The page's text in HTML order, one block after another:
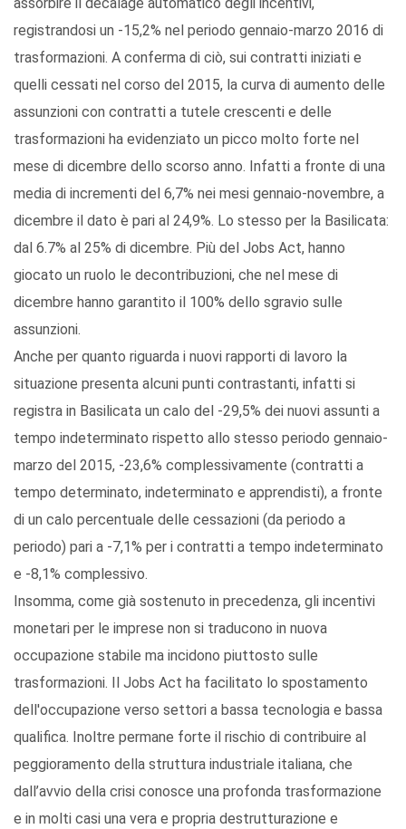
assorbire il decalage automatico degli incentivi,
registrandosi un -15,2% nel periodo gennaio-marzo 2016 di
trasformazioni. A conferma di ciò, sui contratti iniziati e
quelli cessati nel corso del 2015, la curva di aumento delle
assunzioni con contratti a tutele crescenti e delle
trasformazioni ha evidenziato un picco molto forte nel
mese di dicembre dello scorso anno. Infatti a fronte di una
media di incrementi del 6,7% nei mesi gennaio-novembre, a
dicembre il dato è pari al 24,9%. Lo stesso per la Basilicata:
dal 6.7% al 25% di dicembre. Più del Jobs Act, hanno
giocato un ruolo le decontribuzioni, che nel mese di
dicembre hanno garantito il 100% dello sgravio sulle
assunzioni.
Anche per quanto riguarda i nuovi rapporti di lavoro la
situazione presenta alcuni punti contrastanti, infatti si
registra in Basilicata un calo del -29,5% dei nuovi assunti a
tempo indeterminato rispetto allo stesso periodo gennaio-
marzo del 2015, -23,6% complessivamente (contratti a
tempo determinato, indeterminato e apprendisti), a fronte
di un calo percentuale delle cessazioni (da periodo a
periodo) pari a -7,1% per i contratti a tempo indeterminato
e -8,1% complessivo.
Insomma, come già sostenuto in precedenza, gli incentivi
monetari per le imprese non si traducono in nuova
occupazione stabile ma incidono piuttosto sulle
trasformazioni. Il Jobs Act ha facilitato lo spostamento
dell'occupazione verso settori a bassa tecnologia e bassa
qualifica. Inoltre permane forte il rischio di contribuire al
peggioramento della struttura industriale italiana, che
dall’avvio della crisi conosce una profonda trasformazione
e in molti casi una vera e propria destrutturazione e